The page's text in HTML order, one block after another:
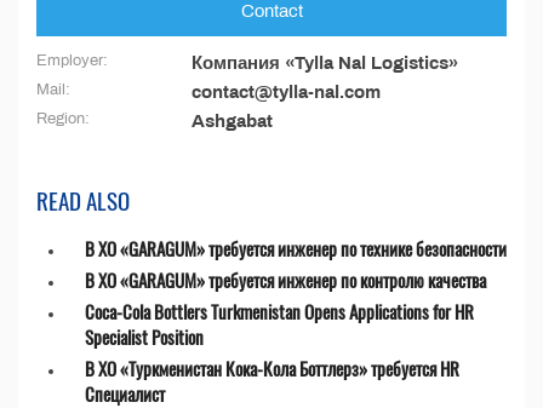
Contact
Employer: Компания «Tylla Nal Logistics»
Mail: contact@tylla-nal.com
Region: Ashgabat
READ ALSO
В ХО «GARAGUM» требуется инженер по технике безопасности
В ХО «GARAGUM» требуется инженер по контролю качества
Coca-Cola Bottlers Turkmenistan Opens Applications for HR
Specialist Position
В ХО «Туркменистан Кока-Кола Боттлерз» требуется HR
Специалист